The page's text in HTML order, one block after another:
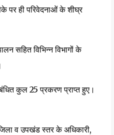
पर ही परिवेदनाओं के शीघ्र
सहित विभिन्न विभागों के
कुल 25 प्रकरण प्राप्त हुए।
व उपखंड स्तर के अधिकारी,